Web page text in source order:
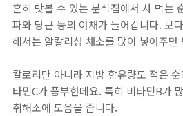
흔히 맛볼 수 있는 분식집에서 사 먹는
파와 당근 등의 야채가 들어갑니다. 보
해서는 알칼리성 채소를 많이 넣어주면
칼로리만 아니라 지방 함유량도 적은
타민C가 풍부한데요. 특히 비타민B가
취해소에 도움을 줍니다.